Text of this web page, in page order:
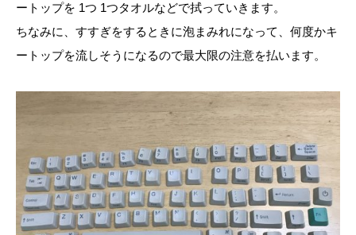
ートップを 1つ 1つタオルなどで拭っていきます。
ちなみに、すすぎをするときに泡まみれになって、何度かキ
ートップを流しそうになるので最大限の注意を払います。